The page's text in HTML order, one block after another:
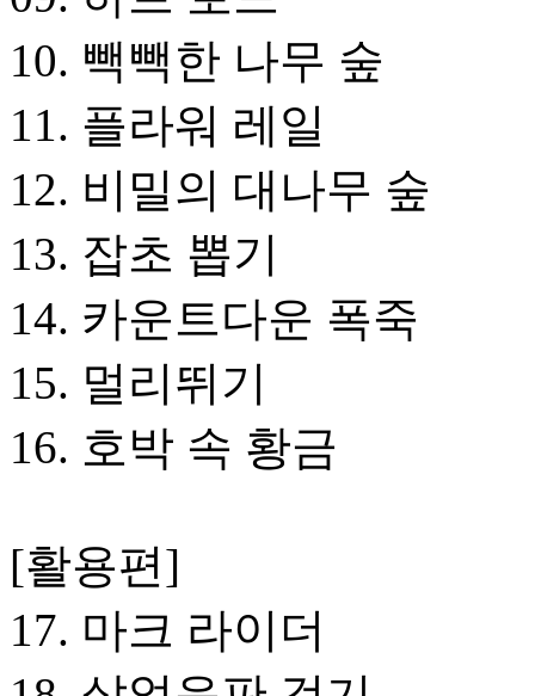
10. 빽빽한 나무 숲
11. 플라워 레일
12. 비밀의 대나무 숲
13. 잡초 뽑기
14. 카운트다운 폭죽
15. 멀리뛰기
16. 호박 속 황금
[활용편]
17. 마크 라이더